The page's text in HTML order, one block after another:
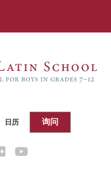
日历 询问